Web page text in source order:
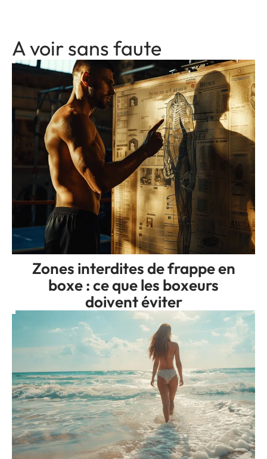
A voir sans faute
Zones interdites de frappe en
boxe : ce que les boxeurs
doivent éviter